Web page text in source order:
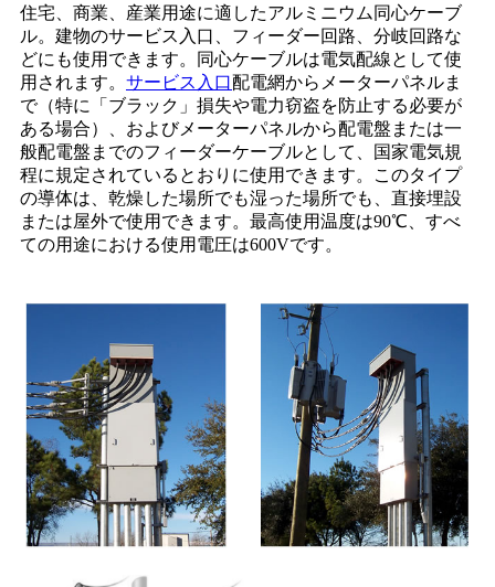
住宅、商業、産業用途に適したアルミニウム同心ケーブ
ル。建物のサービス入口、フィーダー回路、分岐回路な
どにも使用できます。同心ケーブルは電気配線として使
用されます。 サービス入口配電網からメーターパネルま
で（特に「ブラック」損失や電力窃盗を防止する必要が
ある場合）、およびメーターパネルから配電盤または一
般配電盤までのフィーダーケーブルとして、国家電気規
程に規定されているとおりに使用できます。このタイプ
の導体は、乾燥した場所でも湿った場所でも、直接埋設
または屋外で使用できます。最高使用温度は90℃、すべ
ての用途における使用電圧は600Vです。